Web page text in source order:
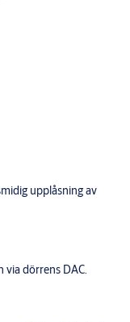
upplåsning av
dörrens DAC.